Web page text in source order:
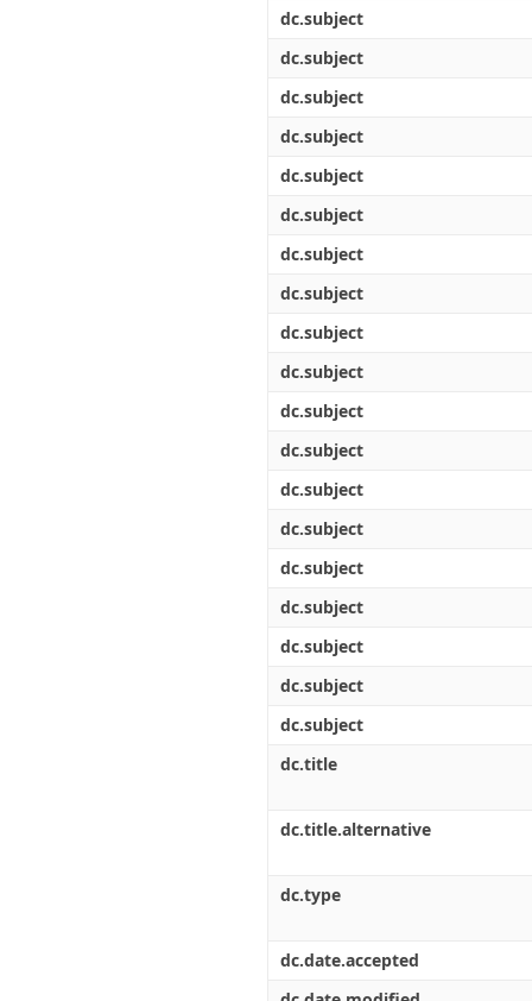
dc.subject
dc.subject
dc.subject
dc.subject
dc.subject
dc.subject
dc.subject
dc.subject
dc.subject
dc.subject
dc.subject
dc.subject
dc.subject
dc.subject
dc.subject
dc.subject
dc.subject
dc.subject
dc.subject
dc.title
dc.title.alternative
dc.type
dc.date.accepted